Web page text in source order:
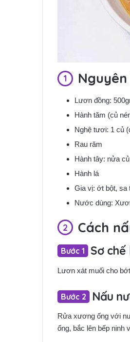
Lươn đồng:
Hành tăm (củ
Nghệ tươi: 1 củ
Rau răm
Hành tây: nửa củ
Hành lá
Gia vị: ớt bột, sa
Nước dùng:
Cách
Sơ chế
Lươn xát muối cho
Nấu
Rửa xương ống với
ống, bắc lên bếp ninh